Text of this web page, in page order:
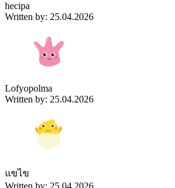
hecipa
Written by: 25.04.2026
Lofyopolma
Written by: 25.04.2026
แขไข
Written by: 25.04.2026